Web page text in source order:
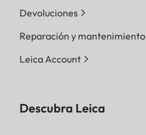
Devoluciones
Reparación y mantenimiento
Leica Account
Descubra Leica